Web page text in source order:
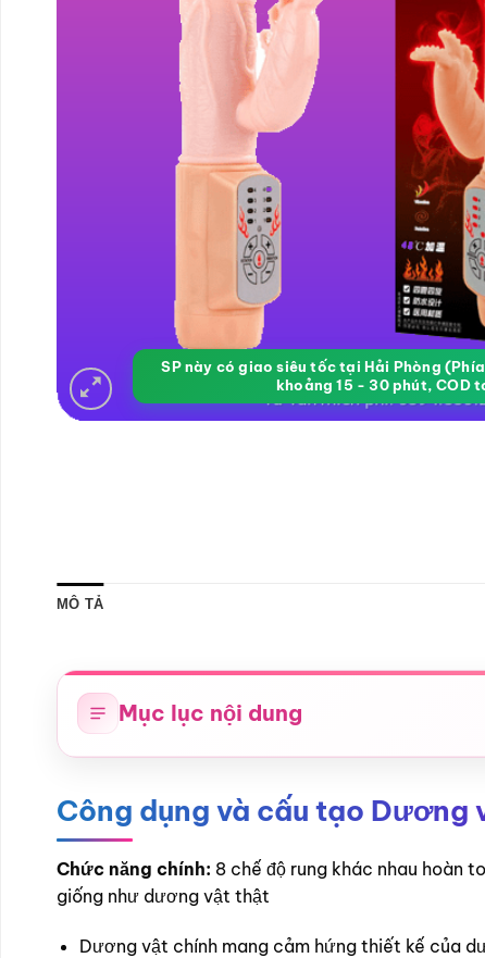
SP này có giao siêu tốc tại Hải Phòng
khoảng 15 - 30 phút, COD
MÔ TẢ
Mục lục nội dung
Công dụng và cấu tạo
Chức năng chính: 8 chế độ rung khác nhau hoàn
giống như dương vật thật
Dương vật chính mang cảm hứng thiết kế của